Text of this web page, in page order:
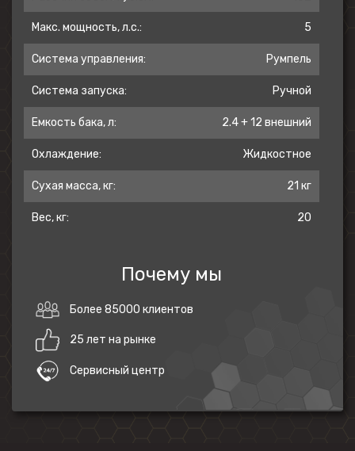
Макс. мощность, л.с.: 5
Система управления: Румпель
Система запуска: Ручной
Емкость бака, л: 2.4 + 12 внешний
Охлаждение: Жидкостное
Сухая масса, кг: 21 кг
Вес, кг: 20
Почему мы
Более 85000 клиентов
25 лет на рынке
Сервисный центр